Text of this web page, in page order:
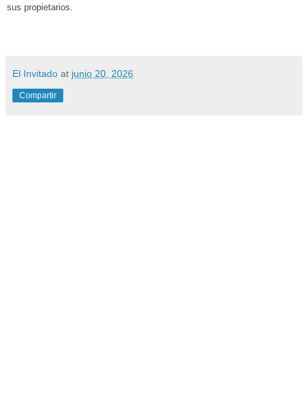
sus propietarios.
El Invitado at junio 20, 2026
Compartir